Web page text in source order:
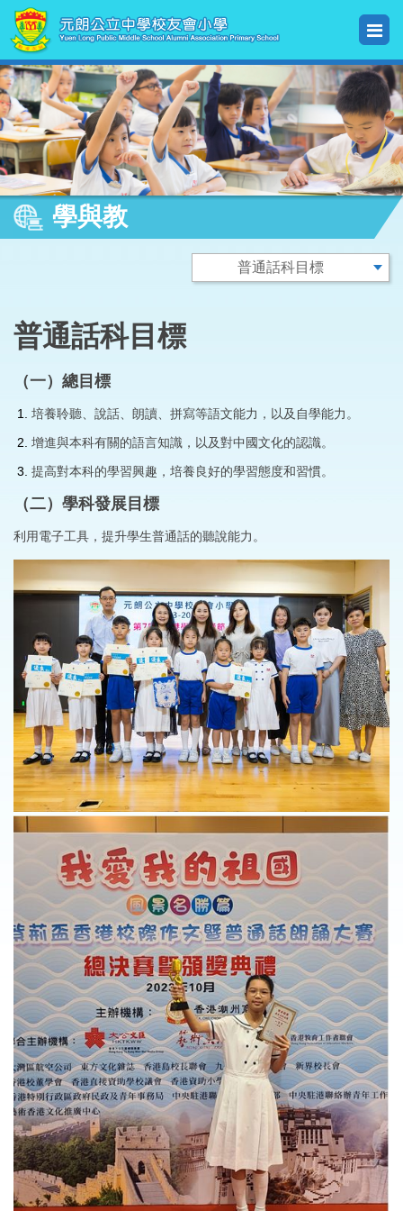
學與教
普通話科目標
（一）總目標
培養聆聽、說話、朗讀、拼寫等語文能力，以及自學能力。
增進與本科有關的語言知識，以及對中國文化的認識。
提高對本科的學習興趣，培養良好的學習態度和習慣。
（二）學科發展目標
利用電子工具，提升學生普通話的聽說能力。